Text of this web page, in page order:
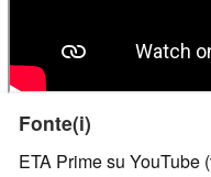
Fonte(i)
ETA Prime su YouTube